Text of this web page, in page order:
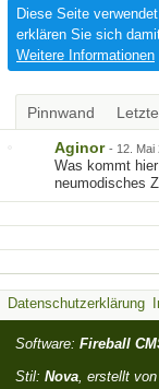
Diese Seite
erklären Sie sich
Weitere Informationen
Pinnwand
Aginor - 12. Mai
Was kommt
neumodisches
Datenschutzerklärung
Software: Fireball
Stil: Nova, erstellt von